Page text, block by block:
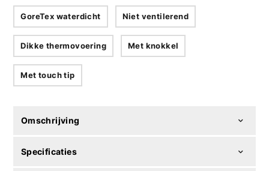
GoreTex waterdicht Niet ventilerend
Dikke thermovoering Met knokkel
Met touch tip
Omschrijving
Specificaties